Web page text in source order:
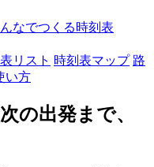
なでつくる時刻表
リスト 時刻表マップ 路
い方
の出発まで、